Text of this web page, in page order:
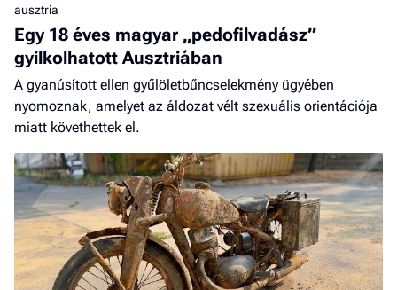
ausztria
Egy 18 éves magyar „pedofilvadász”
gyilkolhatott Ausztriában
A gyanúsított ellen gyűlöletbűncselekmény ügyében
nyomoznak, amelyet az áldozat vélt szexuális orientációja
miatt követhettek el.